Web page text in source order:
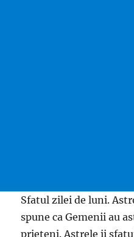
Sfatul zilei de luni.
spune ca Gemenii au
prieteni. Astrele ii